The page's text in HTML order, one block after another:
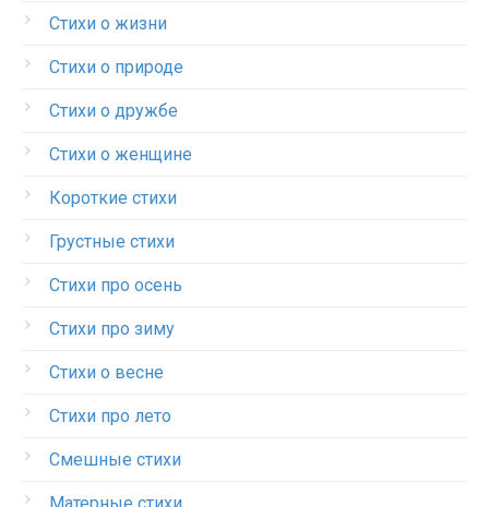
Стихи о жизни
Стихи о природе
Стихи о дружбе
Стихи о женщине
Короткие стихи
Грустные стихи
Стихи про осень
Стихи про зиму
Стихи о весне
Стихи про лето
Смешные стихи